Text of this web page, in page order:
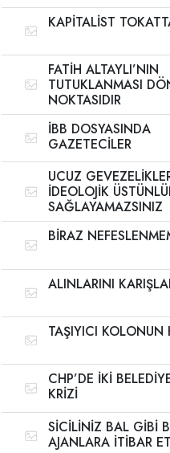
KAPİTALİST
FATİH ALTAYLI’NIN
TUTUKLANMASI
NOKTASIDIR
İBB DOSYASINDA
GAZETECİLER
UCUZ
İDEOLOJİK
SAĞLAYAMAZSINIZ
BİRAZ
ALINLARINI
TAŞIYICI KOLONUN
CHP’DE İKİ
KRİZİ
SİCİLİNİZ BAL GİBİ
AJANLARA İTİBAR